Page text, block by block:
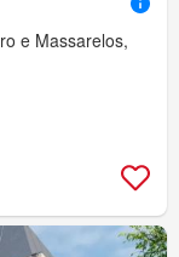
e Massarelos,